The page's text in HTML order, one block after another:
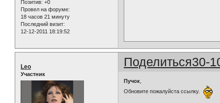
Позитив: +0
Провел на форуме:
18 часов 21 минуту
Последний визит:
12-12-2011 18:19:52
Поделиться30-
Leo
Участник
Пучок
Обновите пожалуйста ссылку.